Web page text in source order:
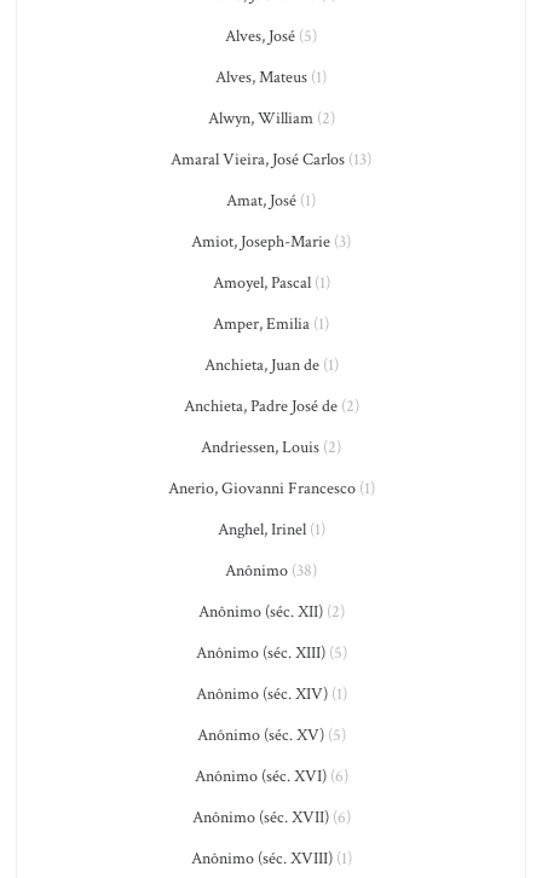
Alves, José (5)
Alves, Mateus (1)
Alwyn, William(2)
Amaral Vieira, José Carlos (13)
Amat, José (1)
Amiot, Joseph-Marie (3)
Amoyel, Pascal(1)
Amper, Emilia (1)
Anchieta, Juan de(1)
Anchieta, Padre José de(2)
Andriessen, Louis (2)
Anerio, Giovanni Francesco(1)
Anghel, Irinel(1)
Anônimo (38)
Anônimo (séc. XII)(2)
Anônimo (séc. XIII)(5)
Anônimo (séc. XIV)(1)
Anônimo (séc. XV)(5)
Anônimo (séc. XVI)(6)
Anônimo (séc. XVII)(6)
Anônimo (séc. XVIII)(1)